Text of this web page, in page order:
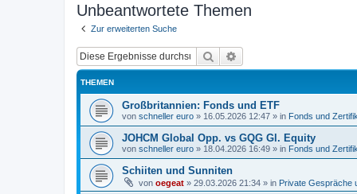
Unbeantwortete Themen
Zur erweiterten Suche
Suche
THEMEN
Großbritannien: Fonds und ETF
von schneller euro » 16.05.2026 12:47 » in Fonds und
JOHCM Global Opp. vs GQG Gl. Equity
von schneller euro » 18.04.2026 16:49 » in Fonds und
Schiiten und Sunniten
von oegeat » 29.03.2026 21:34 » in Private Gespräche